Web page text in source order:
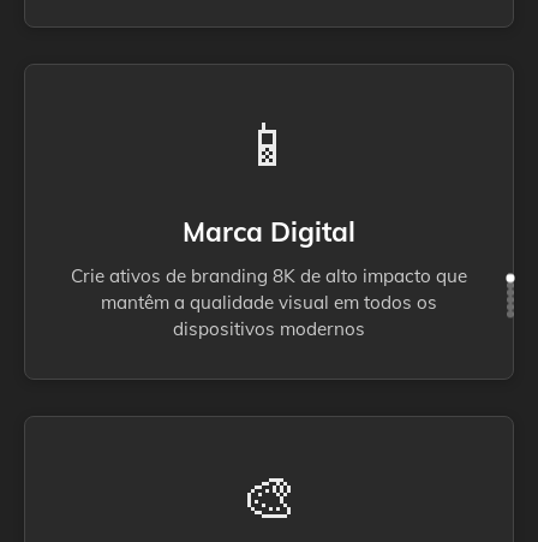
📱
Marca Digital
Crie ativos de branding 8K de alto impacto que
mantêm a qualidade visual em todos os
dispositivos modernos
🎨